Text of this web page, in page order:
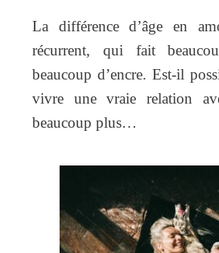
La différence d’âge en
récurrent, qui fait
beaucoup d’encre. Est-il
vivre une vraie relation
beaucoup plus…